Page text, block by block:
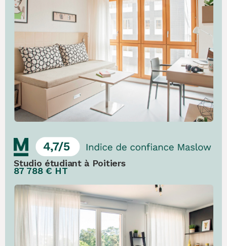
Studio étudiant à Poitiers
87 788 € HT